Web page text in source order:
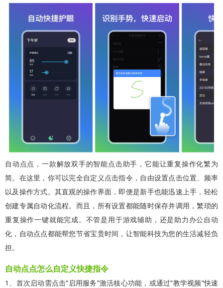
自动点点，一款解放双手的智能点击助手，它能让重复操作化繁为
简。在这里，你可以完全自定义点击指令，自由设置点击位置、频率
以及操作方式。其直观的操作界面，即便是新手也能迅速上手，轻松
创建专属自动化流程。而且，所有设置都能随时保存并调用，繁琐的
重复操作一键就能完成。不管是用于游戏辅助，还是助力办公自动
化，自动点点都能帮您节省宝贵时间，让智能科技为您的生活减轻负
担。
自动点点怎么自定义快捷指令
1、首次启动需点击"启用服务"激活核心功能，或通过"教学视频"快速